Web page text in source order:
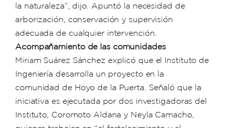
la naturaleza”, dijo. Apuntó la necesidad de
arborización, conservación y supervisión
adecuada de cualquier intervención.
Acompañamiento de las comunidades
Miriam Suárez Sánchez explicó que el Instituto de
Ingeniería desarrolla un proyecto en la
comunidad de Hoyo de la Puerta. Señaló que la
iniciativa es ejecutada por dos investigadoras del
Instituto, Coromoto Aldana y Neyla Camacho,